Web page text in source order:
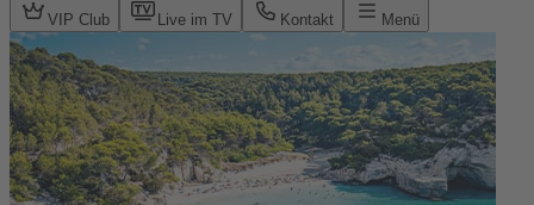
VIP Club Live im TV Kontakt Menü